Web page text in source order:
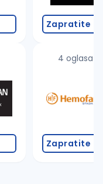
Zapratite
4 oglasa
Zapratite